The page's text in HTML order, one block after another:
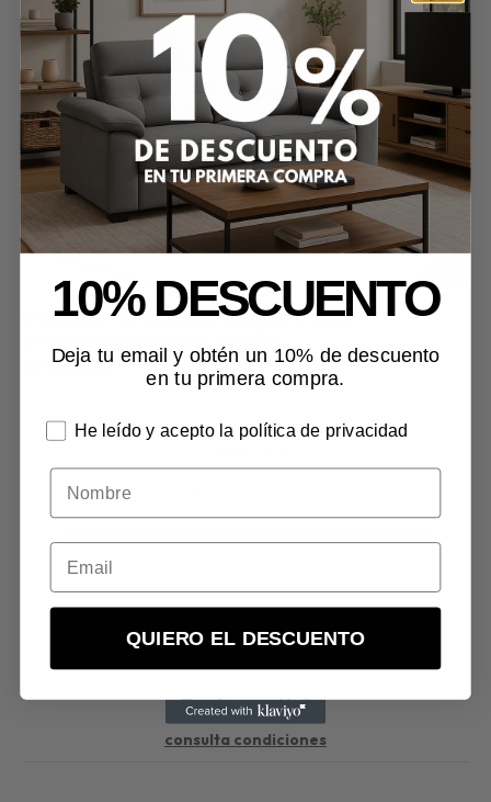
El sofá perfecto existe: descubre cómo
13/05/2025 Guías de compra y comparativas
Envío gratis*
consulta condiciones
10% DESCUENTO
Deja tu email y obtén un 10% de descuento
en tu primera compra.
He leído y acepto la política de privacidad
Nombre
QUIERO EL DESCUENTO